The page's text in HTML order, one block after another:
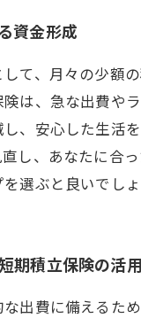
資金形成
て、月々の少額
は、急な出費や
、安心した生活
し、あなたに合
選ぶと良いでし
期積立保険の活
出費に備えるた